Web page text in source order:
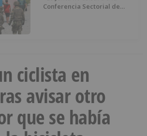
Conferencia Sectorial de
ciclista en
avisar otro
que se había